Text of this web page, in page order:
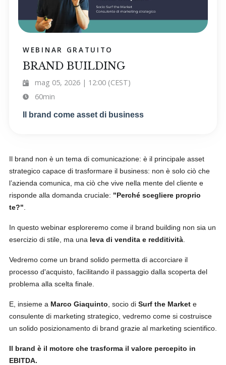
WEBINAR GRATUITO
BRAND BUILDING
mag 05, 2026 | 12:00 (CEST)
60min
Il brand come asset di business
Il brand non è un tema di comunicazione: è il principale asset
strategico capace di trasformare il business: non è solo ciò che
l’azienda comunica, ma ciò che vive nella mente del cliente e
risponde alla domanda cruciale: "Perché scegliere proprio
te?"
In questo webinar esploreremo come il brand building non sia un
esercizio di stile, ma una leva di vendita e redditività
Vedremo come un brand solido permetta di accorciare il
processo d'acquisto, facilitando il passaggio dalla scoperta del
problema alla scelta finale.
E, insieme a Marco Giaquinto , socio di Surf the Market e
consulente di marketing strategico, vedremo come si costruisce
un solido posizionamento di brand grazie al marketing scientifico.
Il brand è il motore che trasforma il valore percepito in
EBITDA.